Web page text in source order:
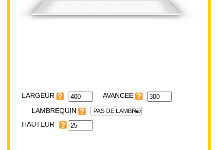
LARGEUR
LAMBREQUIN
PAS DE LAMBREQUIN
HAUTEUR